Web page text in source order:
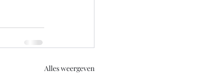
Alles weergeven